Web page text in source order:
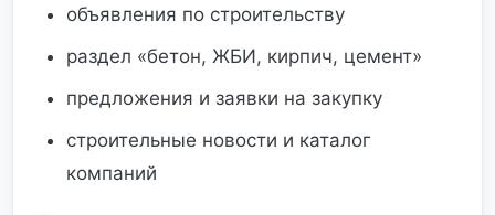
объявления по строительству
раздел «бетон, ЖБИ, кирпич, цемент»
предложения и заявки на закупку
строительные новости и каталог
компаний